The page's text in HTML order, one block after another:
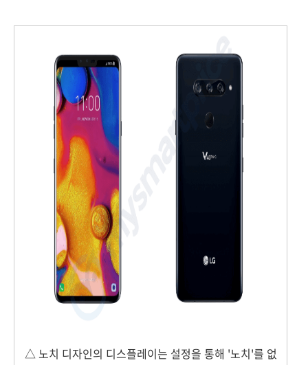
△ 노치 디자인의 디스플레이는 설정을 통해 '노치'를 없